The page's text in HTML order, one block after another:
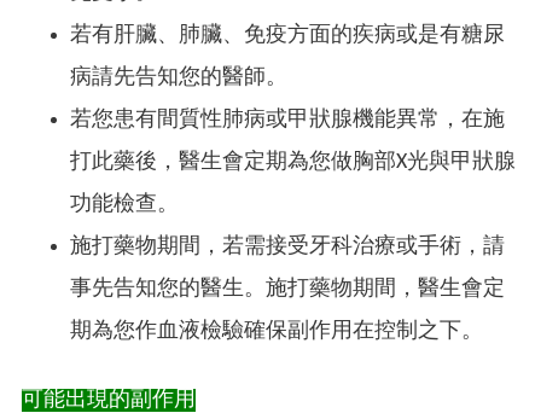
若有肝臟、肺臟、免疫方面的疾病或是有糖尿
病請先告知您的醫師。
若您患有間質性肺病或甲狀腺機能異常，在施
打此藥後，醫生會定期為您做胸部X光與甲狀腺
功能檢查。
施打藥物期間，若需接受牙科治療或手術，請
事先告知您的醫生。施打藥物期間，醫生會定
期為您作血液檢驗確保副作用在控制之下。
可能出現的副作用